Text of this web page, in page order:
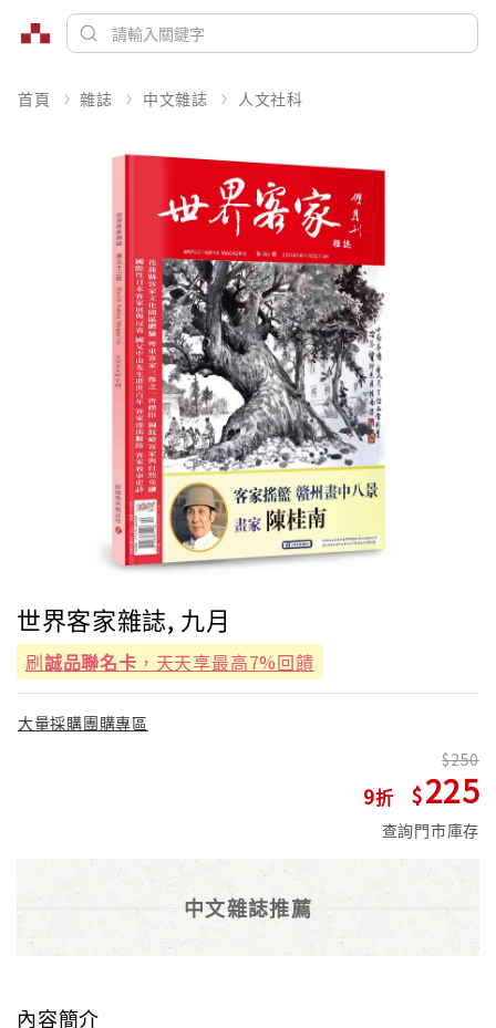
首頁 雜誌 中文雜誌 人文社科
世界客家雜誌, 九月
刷誠品聯名卡 ，天天享最高7%回饋
大量採購團購專區
9
250
225
查詢門市庫存
中文雜誌推薦
內容簡介